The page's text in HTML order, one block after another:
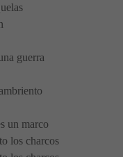
guerra
un marco
los charcos